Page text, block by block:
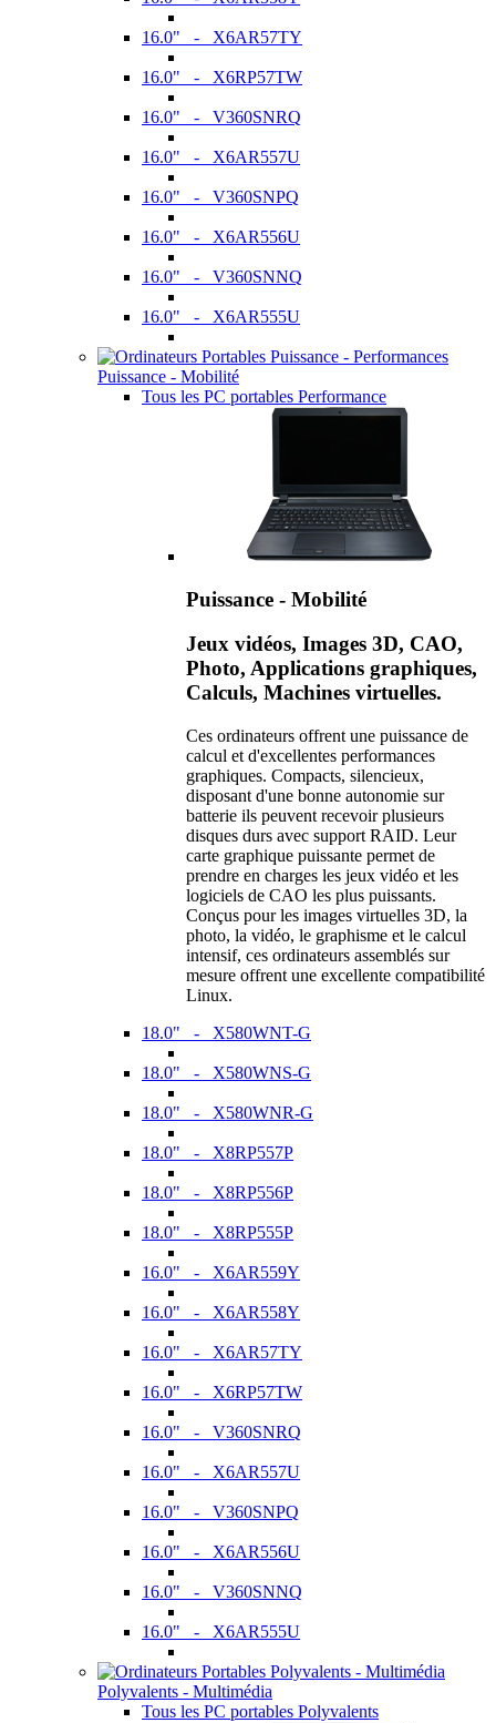
16.0" - X6AR57TY
16.0" - X6RP57TW
16.0" - V360SNRQ
16.0" - X6AR557U
16.0" - V360SNPQ
16.0" - X6AR556U
16.0" - V360SNNQ
16.0" - X6AR555U
Puissance - Mobilité
Tous les PC portables Performance
Puissance - Mobilité
Jeux vidéos, Images 3D, CAO,
Photo, Applications graphiques,
Calculs, Machines virtuelles.
Ces ordinateurs offrent une puissance de
calcul et d'excellentes performances
graphiques. Compacts, silencieux,
disposant d'une bonne autonomie sur
batterie ils peuvent recevoir plusieurs
disques durs avec support RAID. Leur
carte graphique puissante permet de
prendre en charges les jeux vidéo et les
logiciels de CAO les plus puissants.
Conçus pour les images virtuelles 3D, la
photo, la vidéo, le graphisme et le calcul
intensif, ces ordinateurs assemblés sur
mesure offrent une excellente compatibilité
Linux.
18.0" - X580WNT-G
18.0" - X580WNS-G
18.0" - X580WNR-G
18.0" - X8RP557P
18.0" - X8RP556P
18.0" - X8RP555P
16.0" - X6AR559Y
16.0" - X6AR558Y
16.0" - X6AR57TY
16.0" - X6RP57TW
16.0" - V360SNRQ
16.0" - X6AR557U
16.0" - V360SNPQ
16.0" - X6AR556U
16.0" - V360SNNQ
16.0" - X6AR555U
Polyvalents - Multimédia
Tous les PC portables Polyvalents